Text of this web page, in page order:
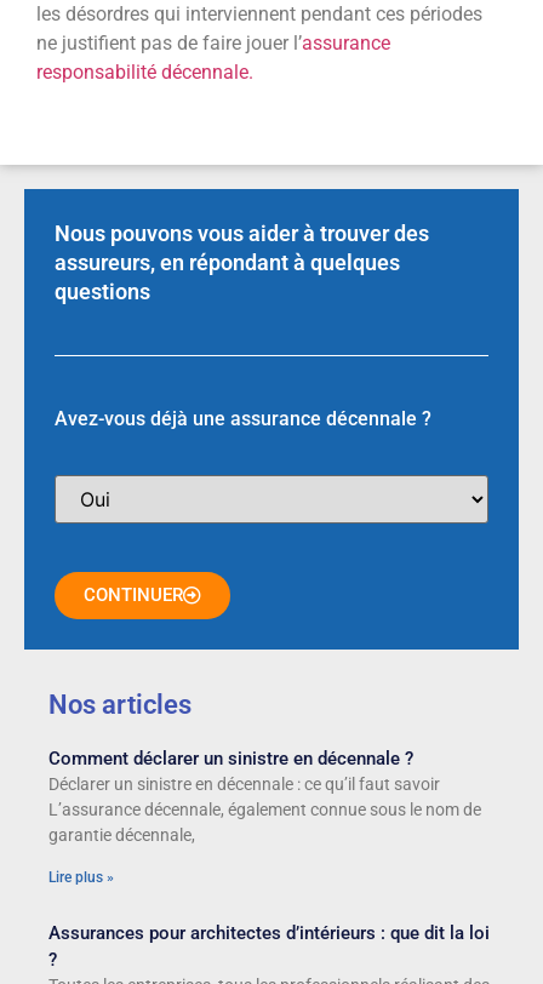
les désordres qui interviennent pendant ces périodes
ne justifient pas de faire jouer l’assurance
responsabilité décennale.
Nous pouvons vous aider à trouver des
assureurs, en répondant à quelques
questions
Avez-vous déjà une assurance décennale ?
CONTINUER
Nos articles
Comment déclarer un sinistre en décennale ?
Déclarer un sinistre en décennale : ce qu’il faut savoir
L’assurance décennale, également connue sous le nom de
garantie décennale,
Lire plus »
Assurances pour architectes d’intérieurs : que dit la loi
?